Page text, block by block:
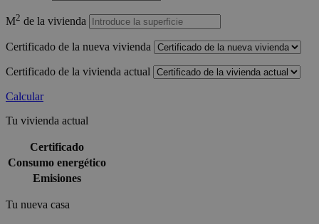
M2 de la vivienda
Certificado de la nueva vivienda
Certificado de la vivienda actual
Calcular
Tu vivienda actual
Certificado
Consumo energético
Emisiones
Tu nueva casa